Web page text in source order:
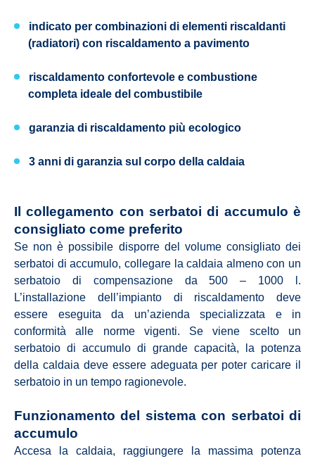
indicato per combinazioni di elementi riscaldanti
(radiatori) con riscaldamento a pavimento
riscaldamento confortevole e combustione
completa ideale del combustibile
garanzia di riscaldamento più ecologico
3 anni di garanzia sul corpo della caldaia
Il collegamento con serbatoi di accumulo è
consigliato come preferito
Se non è possibile disporre del volume consigliato dei
serbatoi di accumulo, collegare la caldaia almeno con un
serbatoio di compensazione da 500 – 1000 l.
L’installazione dell’impianto di riscaldamento deve
essere eseguita da un’azienda specializzata e in
conformità alle norme vigenti. Se viene scelto un
serbatoio di accumulo di grande capacità, la potenza
della caldaia deve essere adeguata per poter caricare il
serbatoio in un tempo ragionevole.
Funzionamento del sistema con serbatoi di
accumulo
Accesa la caldaia, raggiungere la massima potenza